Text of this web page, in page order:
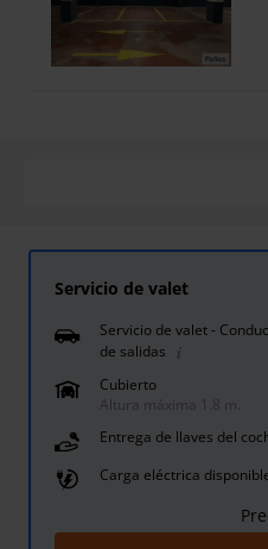
Servicio de valet
Servicio de valet -
de salidas
Cubierto
Altura máxima 1.8 m.
Entrega de llaves del
Carga eléctrica